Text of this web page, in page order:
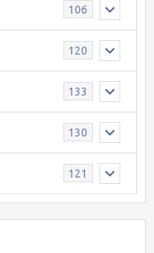
106
120
133
130
121